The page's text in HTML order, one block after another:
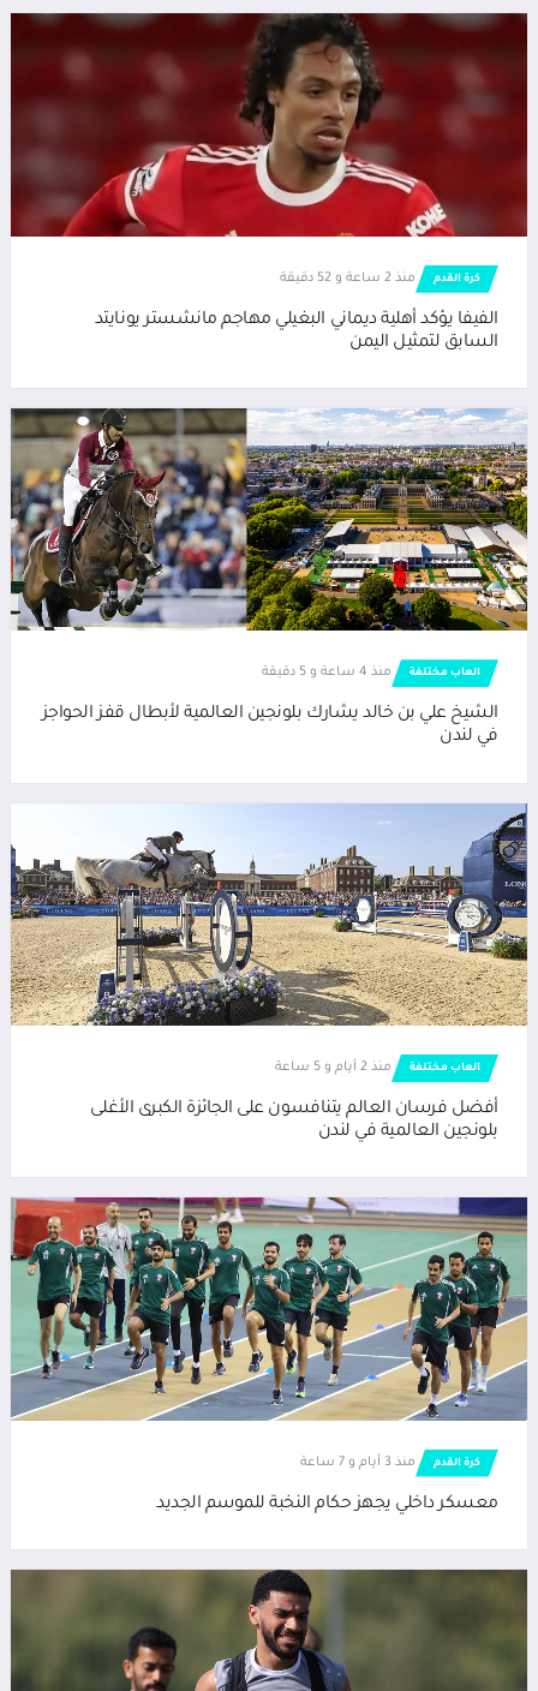
كرة القدم منذ 2 ساعة و 52 دقيقة
الفيفا يؤكد أهلية ديماني البغيلي مهاجم مانشستر يونايتد
السابق لتمثيل اليمن
العاب مختلفة منذ 4 ساعة و 5 دقيقة
الشيخ علي بن خالد يشارك بلونجين العالمية لأبطال قفز الحواجز
في لندن
العاب مختلفة منذ 2 أيام و 5 ساعة
أفضل فرسان العالم يتنافسون على الجائزة الكبرى الأغلى
بلونجين العالمية في لندن
كرة القدم منذ 3 أيام و 7 ساعة
معسكر داخلي يجهز حكام النخبة للموسم الجديد